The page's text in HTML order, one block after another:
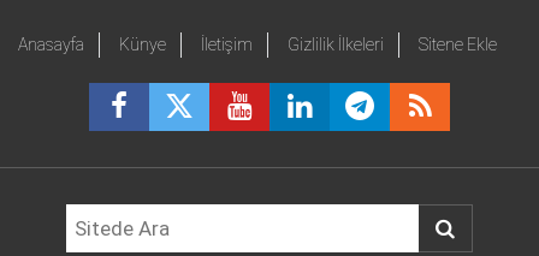
Anasayfa Künye İletişim Gizlilik İlkeleri Sitene Ekle